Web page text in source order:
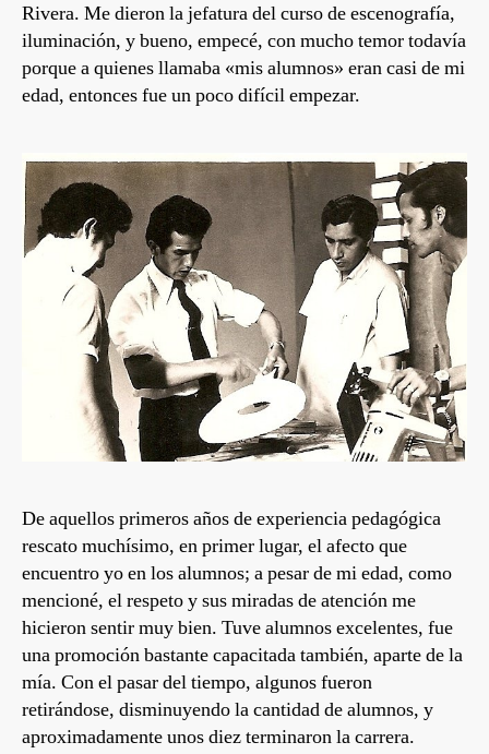
Rivera. Me dieron la jefatura del curso de escenografía,
iluminación, y bueno, empecé, con mucho temor todavía
porque a quienes llamaba «mis alumnos» eran casi de mi
edad, entonces fue un poco difícil empezar.
De aquellos primeros años de experiencia pedagógica
rescato muchísimo, en primer lugar, el afecto que
encuentro yo en los alumnos; a pesar de mi edad, como
mencioné, el respeto y sus miradas de atención me
hicieron sentir muy bien. Tuve alumnos excelentes, fue
una promoción bastante capacitada también, aparte de la
mía. Con el pasar del tiempo, algunos fueron
retirándose, disminuyendo la cantidad de alumnos, y
aproximadamente unos diez terminaron la carrera.